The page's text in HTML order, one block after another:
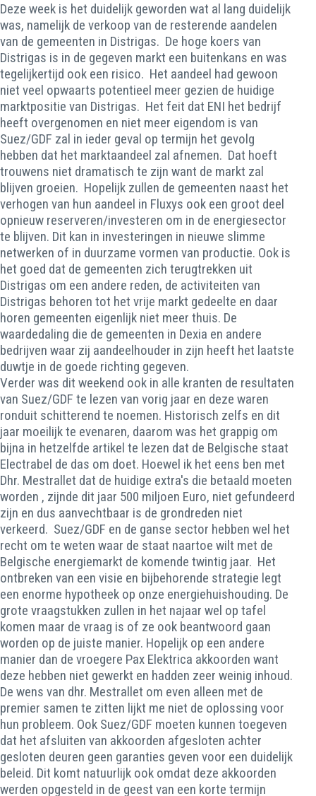
Deze week is het duidelijk geworden wat al lang duidelijk
was, namelijk de verkoop van de resterende aandelen
van de gemeenten in Distrigas. De hoge koers van
Distrigas is in de gegeven markt een buitenkans en was
tegelijkertijd ook een risico. Het aandeel had gewoon
niet veel opwaarts potentieel meer gezien de huidige
marktpositie van Distrigas. Het feit dat ENI het bedrijf
heeft overgenomen en niet meer eigendom is van
Suez/GDF zal in ieder geval op termijn het gevolg
hebben dat het marktaandeel zal afnemen. Dat hoeft
trouwens niet dramatisch te zijn want de markt zal
blijven groeien. Hopelijk zullen de gemeenten naast het
verhogen van hun aandeel in Fluxys ook een groot deel
opnieuw reserveren/investeren om in de energiesector
te blijven. Dit kan in investeringen in nieuwe slimme
netwerken of in duurzame vormen van productie. Ook is
het goed dat de gemeenten zich terugtrekken uit
Distrigas om een andere reden, de activiteiten van
Distrigas behoren tot het vrije markt gedeelte en daar
horen gemeenten eigenlijk niet meer thuis. De
waardedaling die de gemeenten in Dexia en andere
bedrijven waar zij aandeelhouder in zijn heeft het laatste
duwtje in de goede richting gegeven.
Verder was dit weekend ook in alle kranten de resultaten
van Suez/GDF te lezen van vorig jaar en deze waren
ronduit schitterend te noemen. Historisch zelfs en dit
jaar moeilijk te evenaren, daarom was het grappig om
bijna in hetzelfde artikel te lezen dat de Belgische staat
Electrabel de das om doet. Hoewel ik het eens ben met
Dhr. Mestrallet dat de huidige extra's die betaald moeten
worden , zijnde dit jaar 500 miljoen Euro, niet gefundeerd
zijn en dus aanvechtbaar is de grondreden niet
verkeerd. Suez/GDF en de ganse sector hebben wel het
recht om te weten waar de staat naartoe wilt met de
Belgische energiemarkt de komende twintig jaar. Het
ontbreken van een visie en bijbehorende strategie legt
een enorme hypotheek op onze energiehuishouding. De
grote vraagstukken zullen in het najaar wel op tafel
komen maar de vraag is of ze ook beantwoord gaan
worden op de juiste manier. Hopelijk op een andere
manier dan de vroegere Pax Elektrica akkoorden want
deze hebben niet gewerkt en hadden zeer weinig inhoud.
De wens van dhr. Mestrallet om even alleen met de
premier samen te zitten lijkt me niet de oplossing voor
hun probleem. Ook Suez/GDF moeten kunnen toegeven
dat het afsluiten van akkoorden afgesloten achter
gesloten deuren geen garanties geven voor een duidelijk
beleid. Dit komt natuurlijk ook omdat deze akkoorden
werden opgesteld in de geest van een korte termijn